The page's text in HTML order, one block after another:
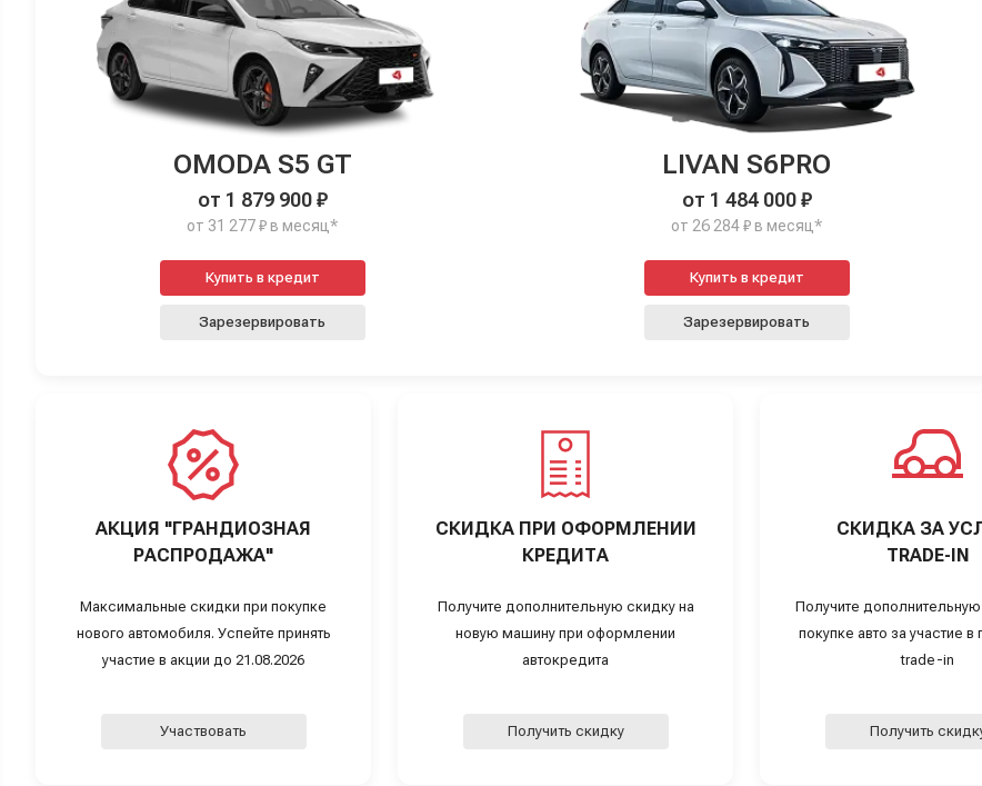
OMODA S5 GT
от 1 879 900 ₽
от 31 277 ₽ в месяц*
Купить в кредит
Зарезервировать
LIVAN S6PRO
от 1 484 000 ₽
от 26 284 ₽ в месяц*
Купить в кредит
Зарезервировать
АКЦИЯ "ГРАНДИОЗНАЯ
РАСПРОДАЖА"
Максимальные скидки при покупке
нового автомобиля. Успейте принять
участие в акции до 21.08.2026
Участвовать
СКИДКА ПРИ ОФОРМЛЕНИИ
КРЕДИТА
Получите дополнительную скидку на
новую машину при оформлении
автокредита
Получить скидку
СКИДКА ЗА
TRADE-IN
Получите
покупке авто за участие
trade-in
Получить